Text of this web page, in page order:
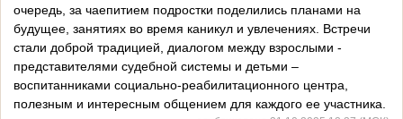
очередь, за чаепитием подростки поделились планами на
будущее, занятиях во время каникул и увлечениях. Встречи
стали доброй традицией, диалогом между взрослыми -
представителями судебной системы и детьми –
воспитанниками социально-реабилитационного центра,
полезным и интересным общением для каждого ее участника.